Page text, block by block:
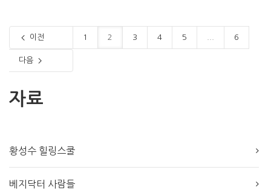
이전 1 2 3 4 5 6
다음
자료
황성수 힐링스쿨
베지닥터 사람들